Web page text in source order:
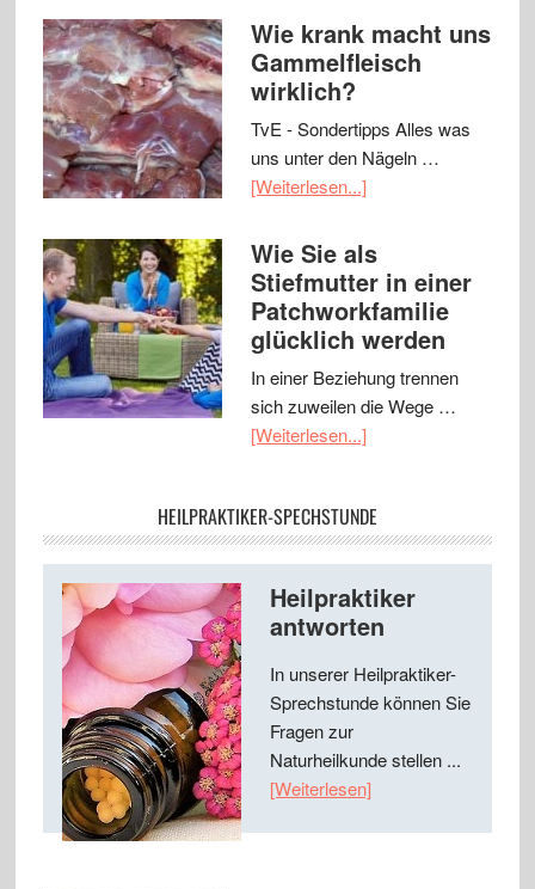
Wie krank macht uns
Gammelfleisch
wirklich?
TvE - Sondertipps Alles was
uns unter den Nägeln …
[Weiterlesen...]
Wie Sie als
Stiefmutter in einer
Patchworkfamilie
glücklich werden
In einer Beziehung trennen
sich zuweilen die Wege …
[Weiterlesen...]
HEILPRAKTIKER-SPECHSTUNDE
Heilpraktiker
antworten
In unserer Heilpraktiker-
Sprechstunde können Sie
Fragen zur
Naturheilkunde stellen ...
[Weiterlesen]